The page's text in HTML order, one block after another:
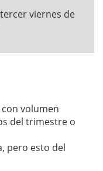
viernes de
con volumen
del trimestre o
pero esto del